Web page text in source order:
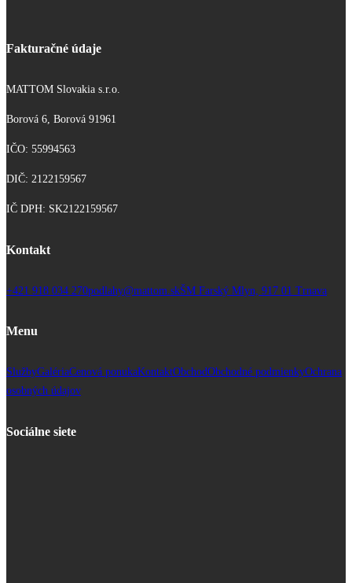
Fakturačné údaje
MATTOM Slovakia s.r.o.
Borová 6, Borová 91961
IČO: 55994563
DIČ: 2122159567
IČ DPH: SK2122159567
Kontakt
+421 918 034 270podlahy@mattom.skŠM Farský Mlyn, 917 01 Trnava
Menu
SlužbyGalériaCenová ponukaKontaktObchodObchodné podmienkyOchrana
osobných údajov
Sociálne siete